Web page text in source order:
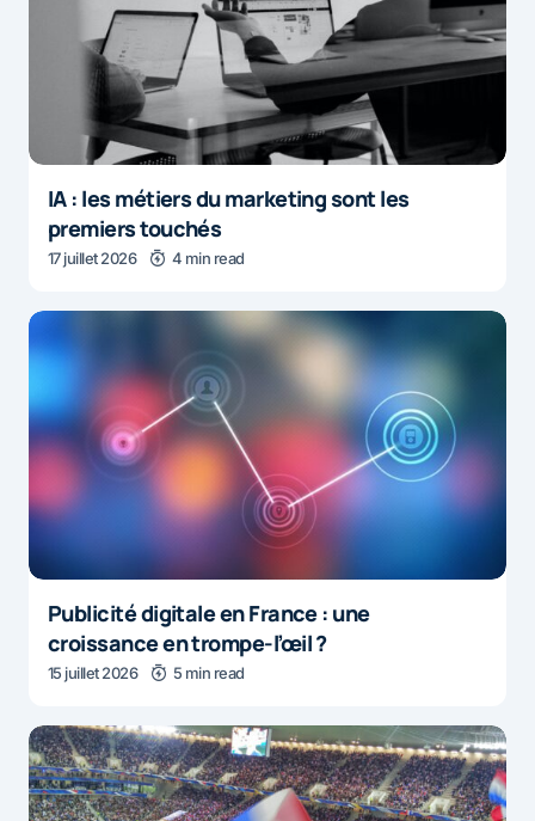
IA : les métiers du marketing sont les
premiers touchés
17 juillet 2026 4 min read
Publicité digitale en France : une
croissance en trompe-l’œil ?
15 juillet 2026 5 min read